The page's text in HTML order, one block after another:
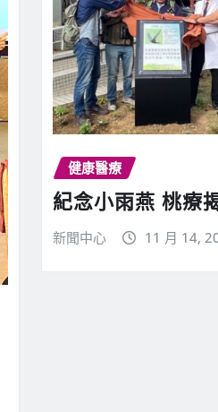
健康醫療
紀念小雨燕 桃療
新聞中心 11 月 14,